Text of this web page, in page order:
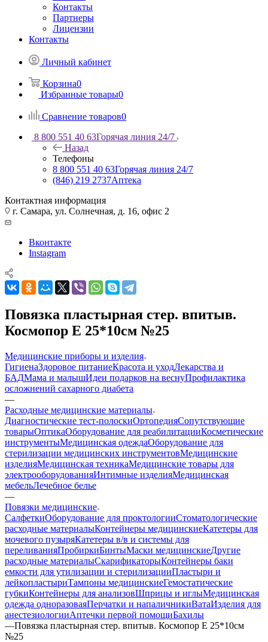
Контакты
Партнеры
Лицензии
Контакты
Личный кабинет
Корзина0
Избранные товары0
Сравнение товаров0
8 800 551 40 63Горячая линия 24/7
Назад
Телефоны
8 800 551 40 63Горячая линия 24/7
(846) 219 2737Аптека
Контактная информация
г. Самара, ул. Солнечная, д. 16, офис 2
Вконтакте
Instagram
Повязка пластырная стер. впитыв.
Космопор Е 25*10см №25
Медицинские приборы и изделия
ГигиенаЗдоровое питаниеКрасота и уходЛекарства и
БАДМама и малышИдеи подарков на веснуПрофилактика
осложнений сахарного диабета
—
Расходные медицинские материалы
Диагностические тест-полоскиОртопедияСопутствующие
товарыОптикаОборудование для реабилитацииКосметические
инструментыМедицинская одеждаОборудование для
стерилизации медицинских инструментовМедицинские
изделияМедицинская техникаМедицинские товары для
электрооборудованияИнтимные изделияМедицинская
мебельЛечебное белье
—
Повязки медицинские
СалфеткиОборудование для проктологииСтоматологические
расходные материалыКонтейнеры медицинскиеКатетеры для
мочевого пузыряКатетеры в/в и системы для
переливанияПробиркиБинтыМаски медицинскиеДругие
расходные материалыСкарификаторыКонтейнеры баки
емкости для утилизации и стерилизацииПластыри и
лейкопластыриТампоны медицинскиеГемостатические
губкиКонтейнеры для анализовШприцы и иглыМедицинская
одежда одноразоваяПерчатки и напаличникиВатаИзделия для
анестезиологииАптечки первой помощиБахилы
—Повязка пластырная стер. впитыв. Космопор Е 25*10см
№25